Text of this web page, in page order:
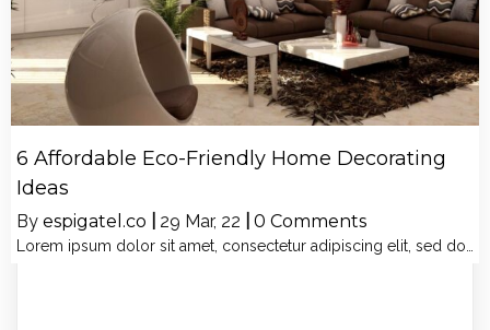
6 Affordable Eco-Friendly Home Decorating
Ideas
By espigatel.co 29 Mar, 22 0 Comments
Lorem ipsum dolor sit amet, consectetur adipiscing elit, sed do…